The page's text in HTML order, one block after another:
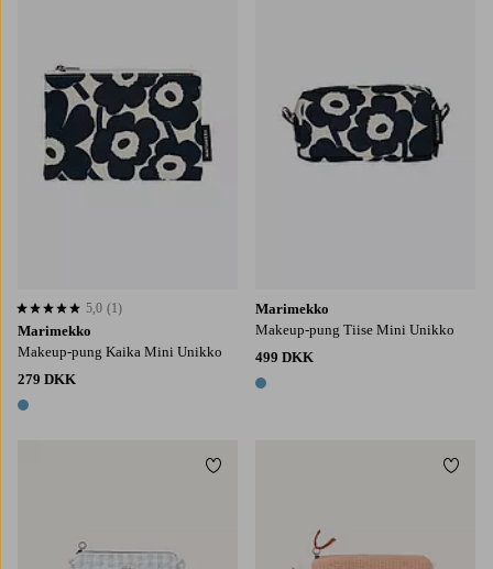
Marimekko
Makeup-pung Kaika Mini Unikko
279 DKK
1 farve
5,0 baseret på 1 bedømmelser
5,0 (1)
Marimekko
Makeup-pung Tiise Mini Unikko
499 DKK
1 farve
Tilføj til favoritter